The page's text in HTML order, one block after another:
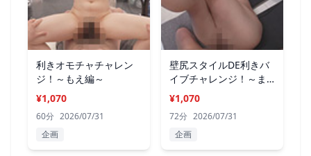
利きオモチャチャレン
ジ！～もえ編～
¥1,070
60分 2026/07/31
企画
壁尻スタイルDE利きバ
イブチャレンジ！～ま
い編～
¥1,070
72分 2026/07/31
企画